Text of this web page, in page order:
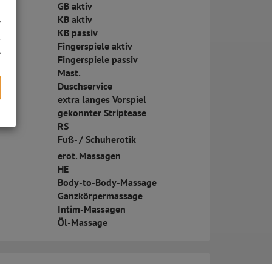
GB aktiv
KB aktiv
KB passiv
Fingerspiele aktiv
Fingerspiele passiv
Mast.
Duschservice
extra langes Vorspiel
gekonnter Striptease
RS
Fuß- / Schuherotik
erot. Massagen
HE
Body-to-Body-Massage
Ganzkörpermassage
Intim-Massagen
Öl-Massage